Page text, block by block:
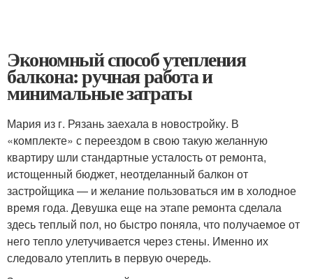
Экономный способ утепления
балкона: ручная работа и
минимальные затраты
Мария из г. Рязань заехала в новостройку. В
«комплекте» с переездом в свою такую желанную
квартиру шли стандартные усталость от ремонта,
истощенный бюджет, неотделанный балкон от
застройщика — и желание пользоваться им в холодное
время года. Девушка еще на этапе ремонта сделала
здесь теплый пол, но быстро поняла, что получаемое от
него тепло улетучивается через стены. Именно их
следовало утеплить в первую очередь.